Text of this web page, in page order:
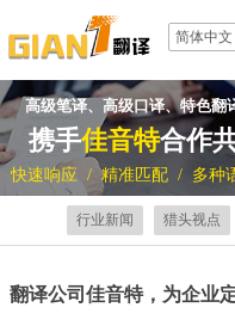
简体中文
高级笔译、高级口译、特色翻
携手佳音特合作
快速响应 / 精准匹配 / 多种
行业新闻 猎头视点
翻译公司佳音特，为企业